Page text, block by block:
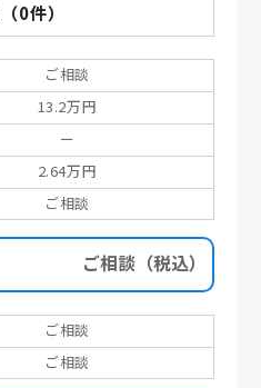
（0件）
ご相談
13.2万円
ー
2.64万円
ご相談
ご相談（税込）
ご相談
ご相談